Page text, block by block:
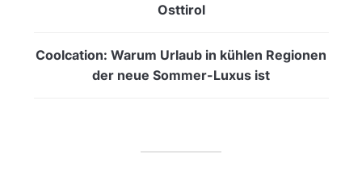
Osttirol
Coolcation: Warum Urlaub in kühlen Regionen
der neue Sommer-Luxus ist